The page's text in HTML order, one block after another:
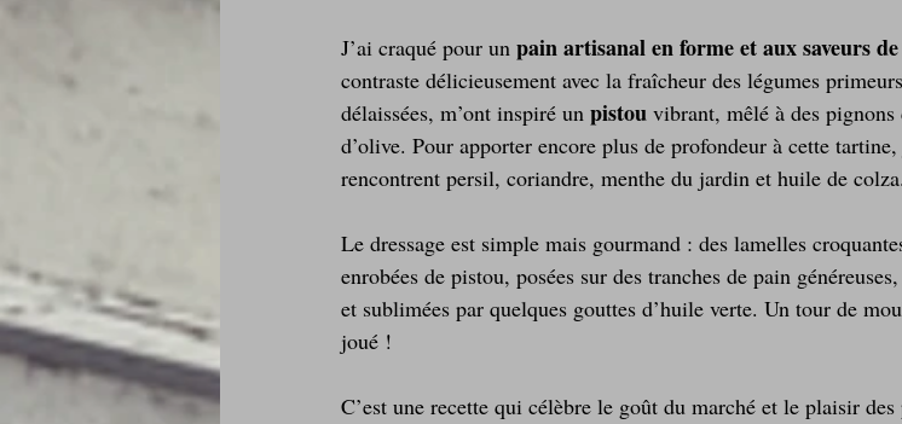
Glaces, sorbets, desserts glacés Grillades, barbecues et plancha Healthy,
J’ai craqué pour un pain artisanal en forme et aux saveurs
contraste délicieusement avec la fraîcheur des légumes
délaissées, m’ont inspiré un pistou vibrant, mêlé à des
d’olive. Pour apporter encore plus de profondeur à cette
rencontrent persil, coriandre, menthe du jardin et huile de colza.
Le dressage est simple mais gourmand : des lamelles
enrobées de pistou, posées sur des tranches de pain
et sublimées par quelques gouttes d’huile verte. Un tour de
joué !
C’est une recette qui célèbre le goût du marché et le plaisir